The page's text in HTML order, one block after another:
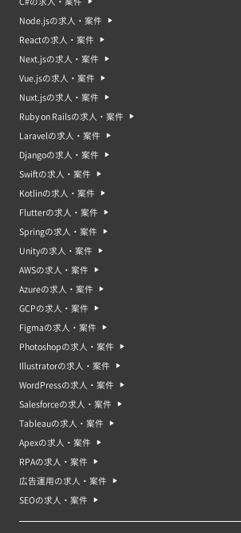
Node.jsの求人・案件
Reactの求人・案件
Next.jsの求人・案件
Vue.jsの求人・案件
Nuxt.jsの求人・案件
Ruby on Railsの求人・案件
Laravelの求人・案件
Djangoの求人・案件
Swiftの求人・案件
Kotlinの求人・案件
Flutterの求人・案件
Springの求人・案件
Unityの求人・案件
AWSの求人・案件
Azureの求人・案件
GCPの求人・案件
Figmaの求人・案件
Photoshopの求人・案件
Illustratorの求人・案件
WordPressの求人・案件
Salesforceの求人・案件
Tableauの求人・案件
Apexの求人・案件
RPAの求人・案件
広告運用の求人・案件
SEOの求人・案件